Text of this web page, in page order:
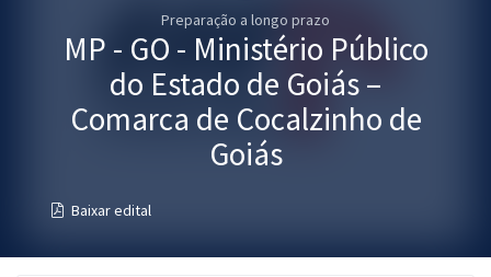
Preparação a longo prazo
MP - GO - Ministério Público
do Estado de Goiás –
Comarca de Cocalzinho de
Goiás
Baixar edital